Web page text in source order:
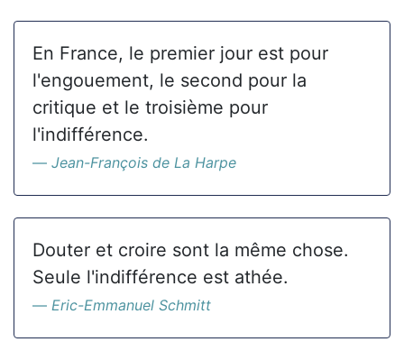
En France, le premier jour est pour
l'engouement, le second pour la
critique et le troisième pour
l'indifférence.
Jean-François de La Harpe
Douter et croire sont la même chose.
Seule l'indifférence est athée.
Eric-Emmanuel Schmitt